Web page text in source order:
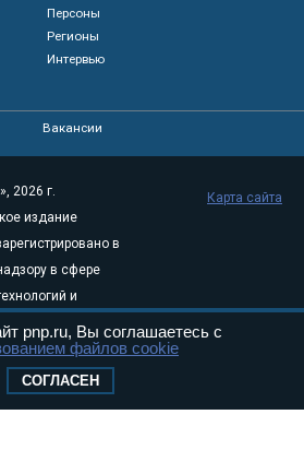
Персоны
Регионы
Интервью
Вакансии
2026 г.
издание
в
в сфере
и
05
Эл № ФС77-
Карта сайта
pnp.ru, Вы соглашаетесь с
файлов cookie
СОГЛАСЕН